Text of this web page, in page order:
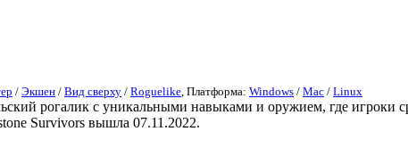
/ Экшен / Вид сверху / Roguelike , Платформа: Windows / Mac / Linux
рогалик с уникальными навыками и оружием, где игроки
Survivors вышла 07.11.2022.